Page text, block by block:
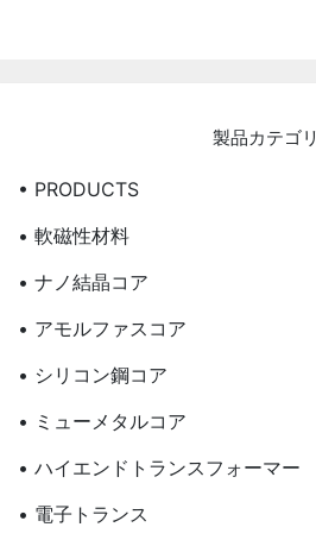
製品カテゴリ
• PRODUCTS
• 軟磁性材料
• ナノ結晶コア
• アモルファスコア
• シリコン鋼コア
• ミューメタルコア
• ハイエンドトランスフォーマー
• 電子トランス